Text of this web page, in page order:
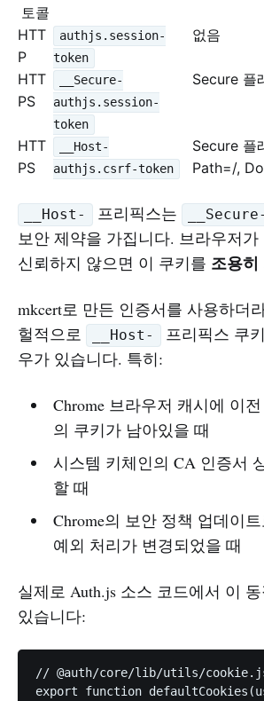
토콜
HTT
P
authjs.session-
token
없음
HTT
PS
__Secure-
authjs.session-
token
Secure 플
HTT
PS
__Host-
authjs.csrf-token
Secure 플
Path=/,
__Host- 프리픽스는 __Secure-
보안 제약을 가집니다. 브라우저
신뢰하지 않으면 이 쿠키를 조용히
mkcert로 만든 인증서를 사용하더
헐적으로
__Host-
프리픽스 쿠
우가 있습니다. 특히:
Chrome 브라우저 캐시에 이
의 쿠키가 남아있을 때
시스템 키체인의 CA 인증서
할 때
Chrome의 보안 정책 업데이
예외 처리가 변경되었을 때
실제로 Auth.js 소스 코드에서 이
있습니다:
// @auth/core/lib/utils/
export function